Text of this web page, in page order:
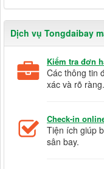
Dịch vụ Tongdaibay
Kiểm tra đơn
Các thông tin
xác và rõ ràng.
Check-in
Tiện ích giúp
sân bay.